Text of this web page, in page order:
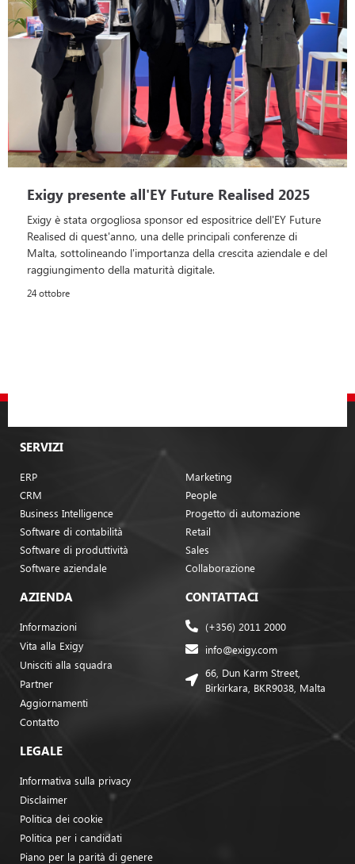
Exigy presente all'EY Future Realised 2025
Exigy è stata orgogliosa sponsor ed espositrice dell'EY Future
Realised di quest'anno, una delle principali conferenze di
Malta, sottolineando l'importanza della crescita aziendale e del
raggiungimento della maturità digitale.
24 ottobre
SERVIZI
ERP
CRM
Business Intelligence
Software di contabilità
Software di produttività
Software aziendale
Marketing
People
Progetto di automazione
Retail
Sales
Collaborazione
AZIENDA
Informazioni
Vita alla Exigy
Unisciti alla squadra
Partner
Aggiornamenti
Contatto
CONTATTACI
(+356) 2011 2000
info@exigy.com
66, Dun Karm Street,
Birkirkara, BKR9038, Malta
LEGALE
Informativa sulla privacy
Disclaimer
Politica dei cookie
Politica per i candidati
Piano per la parità di genere